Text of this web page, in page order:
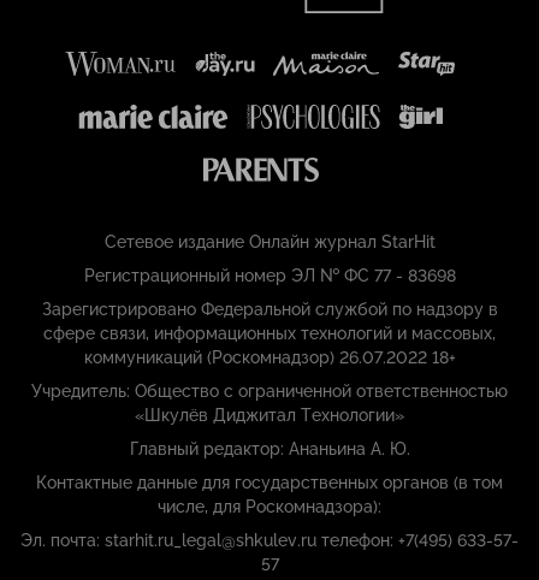
Сетевое издание Онлайн журнал StarHit
Регистрационный номер ЭЛ № ФС 77 - 83698
Зарегистрировано Федеральной службой по надзору в
сфере связи, информационных технологий и массовых,
коммуникаций (Роскомнадзор) 26.07.2022 18+
Учредитель: Общество с ограниченной ответственностью
«Шкулёв Диджитал Технологии»
Главный редактор: Ананьина А. Ю.
Контактные данные для государственных органов (в том
числе, для Роскомнадзора):
Эл. почта: starhit.ru_legal@shkulev.ru телефон: +7(495) 633-57-
57